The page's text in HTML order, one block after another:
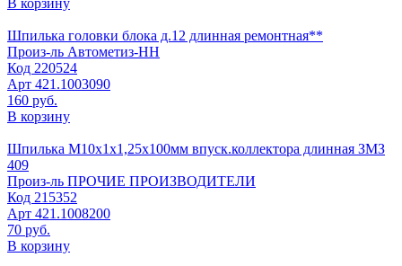
Шпилька головки блока д.12 длинная ремонтная**
Произ-ль Автометиз-НН
Код 220524
Арт 421.1003090
160 руб.
В корзину
Шпилька М10х1х1,25х100мм впуск.коллектора длинная ЗМЗ
409
Произ-ль ПРОЧИЕ ПРОИЗВОДИТЕЛИ
Код 215352
Арт 421.1008200
70 руб.
В корзину